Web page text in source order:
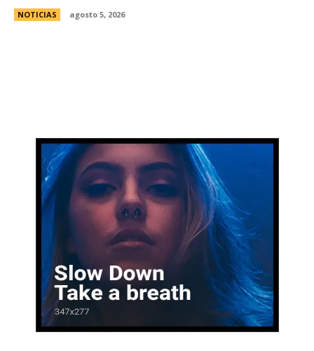
NOTICIAS agosto 5, 2026